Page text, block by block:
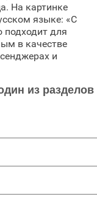
На картинке
языке: «С
подходит для
в качестве
и
из разделов